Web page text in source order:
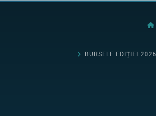
BURSELE EDIȚIEI 2026